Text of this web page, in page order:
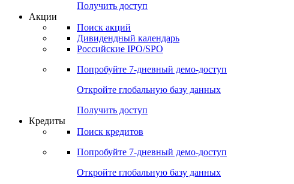
Получить доступ
Акции
Поиск акций
Дивидендный календарь
Российские IPO/SPO
Попробуйте 7-дневный демо-доступ
Откройте глобальную базу данных
Получить доступ
Кредиты
Поиск кредитов
Попробуйте 7-дневный демо-доступ
Откройте глобальную базу данных